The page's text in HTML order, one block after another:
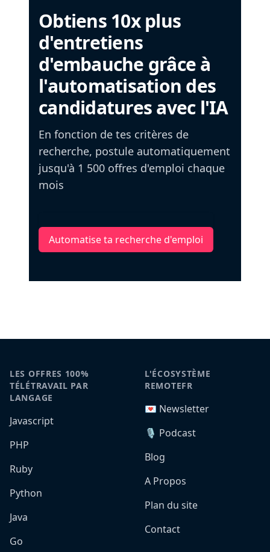
Obtiens 10x plus
d'entretiens
d'embauche grâce à
l'automatisation des
candidatures avec l'IA
En fonction de tes critères de
recherche, postule automatiquement
jusqu'à 1 500 offres d'emploi chaque
mois
Automatise ta recherche d'emploi
LES OFFRES 100%
TÉLÉTRAVAIL PAR
LANGAGE
Javascript
PHP
Ruby
Python
Java
Go
L'ÉCOSYSTÈME
REMOTEFR
💌 Newsletter
🎙️ Podcast
Blog
A Propos
Plan du site
Contact